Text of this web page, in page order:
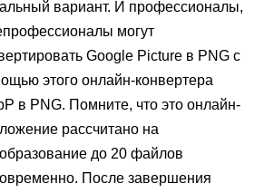
вариант. И профессионалы,
могут
Google Picture в PNG с
этого онлайн-конвертера
в PNG. Помните, что это онлайн-
рассчитано на
до 20 файлов
После завершения